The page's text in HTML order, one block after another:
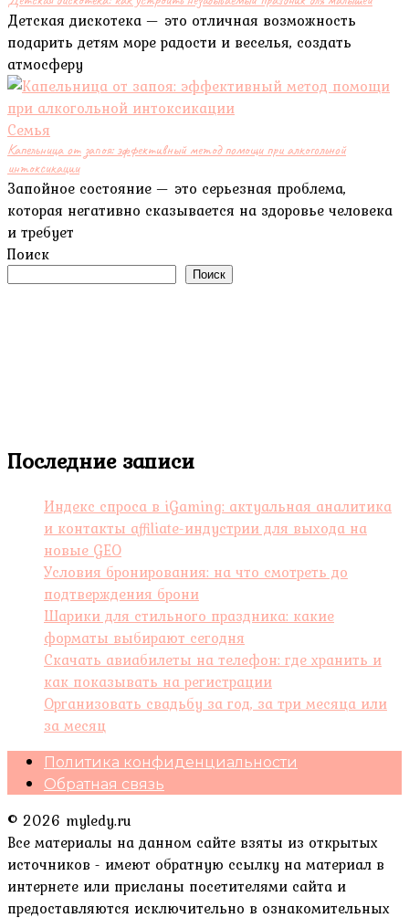
Детская дискотека — это отличная возможность
подарить детям море радости и веселья, создать
атмосферу
Семья
Капельница от запоя: эффективный метод помощи при алкогольной
интоксикации
Запойное состояние — это серьезная проблема,
которая негативно сказывается на здоровье человека
и требует
Поиск
Поиск
Последние записи
Индекс спроса в iGaming: актуальная аналитика
и контакты affiliate-индустрии для выхода на
новые GEO
Условия бронирования: на что смотреть до
подтверждения брони
Шарики для стильного праздника: какие
форматы выбирают сегодня
Скачать авиабилеты на телефон: где хранить и
как показывать на регистрации
Организовать свадьбу за год, за три месяца или
за месяц
Политика конфиденциальности
Обратная связь
© 2026 myledy.ru
Все материалы на данном сайте взяты из открытых
источников - имеют обратную ссылку на материал в
интернете или присланы посетителями сайта и
предоставляются исключительно в ознакомительных